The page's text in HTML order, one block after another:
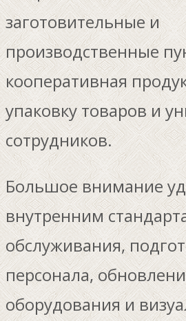
заготовительные и
производственные
кооперативная
упаковку товаров и
сотрудников.
Большое внимание
внутренним
обслуживания,
персонала,
оборудования и